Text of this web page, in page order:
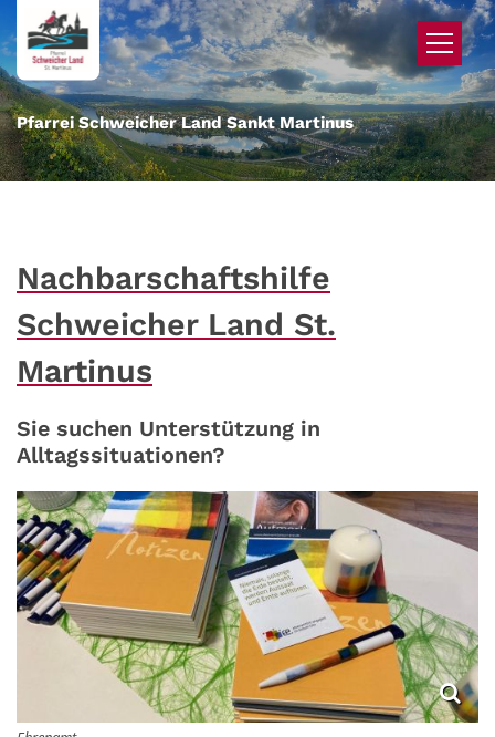
Zum Inhalt springen
Pfarrei Schweicher Land Sankt Martinus
Nachbarschaftshilfe
Schweicher Land St.
Martinus
Sie suchen Unterstützung in
Alltagssituationen?